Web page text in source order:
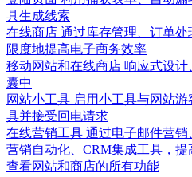
具生成线索
在线商店 通过库存管理、订单
限度地提高电子商务效率
移动网站和在线商店 响应式设计
囊中
网站小工具 启用小工具与网站
具并接受回电请求
在线营销工具 通过电子邮件营销
营销自动化、CRM集成工具，提
查看网站和商店的所有功能